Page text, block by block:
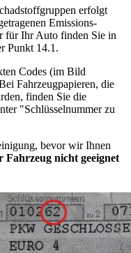
erfolgt
Emissions-
für Ihr Auto finden Sie in
Punkt 14.1.
Codes (im Bild
Fahrzeugpapieren, die
finden Sie die
"Schlüsselnummer zu
bevor wir Ihnen
Fahrzeug nicht geeignet